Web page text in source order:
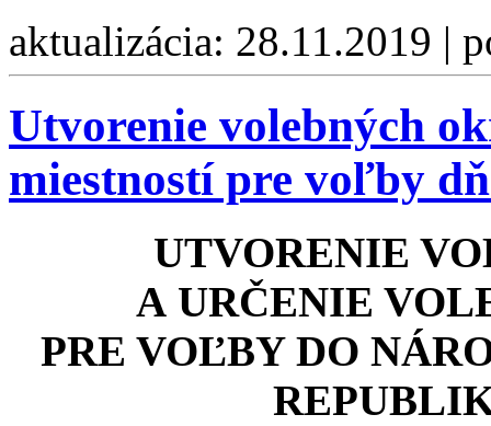
aktualizácia: 28.11.2019 |
Utvorenie volebných
miestností pre voľby
UTVORENIE
A URČENIE
PRE VOĽBY DO